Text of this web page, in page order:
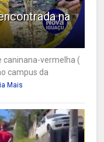
na
caninana-vermelha (
campus da
Mais